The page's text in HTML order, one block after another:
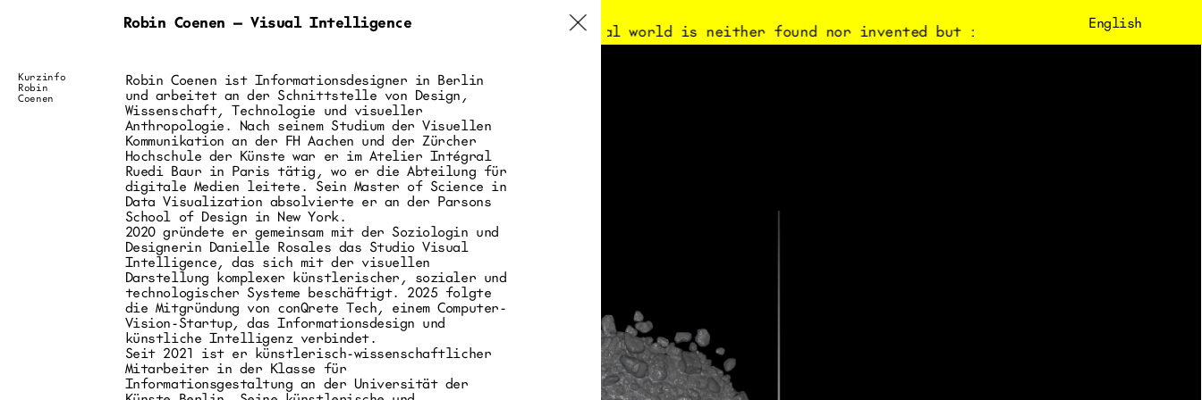
Robin Coenen — Visual Intelligence English
a visual world is neither found nor invented but is enacted.
Kurzinfo
Robin
Coenen
Robin Coenen ist Informationsdesigner in Berlin
und arbeitet an der Schnittstelle von Design,
Wissenschaft, Technologie und visueller
Anthropologie. Nach seinem Studium der Visuellen
Kommunikation an der FH Aachen und der Zürcher
Hochschule der Künste war er im Atelier Intégral
Ruedi Baur in Paris tätig, wo er die Abteilung für
digitale Medien leitete. Sein Master of Science in
Data Visualization absolvierte er an der Parsons
School of Design in New York.
2020 gründete er gemeinsam mit der Soziologin und
Designerin Danielle Rosales das Studio Visual
Intelligence, das sich mit der visuellen
Darstellung komplexer künstlerischer, sozialer und
technologischer Systeme beschäftigt. 2025 folgte
die Mitgründung von conQrete Tech, einem Computer-
Vision-Startup, das Informationsdesign und
künstliche Intelligenz verbindet.
Seit 2021 ist er künstlerisch-wissenschaftlicher
Mitarbeiter in der Klasse für
Informationsgestaltung an der Universität der